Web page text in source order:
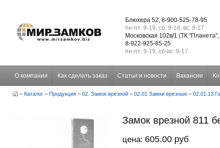
Блюхера 52, 8-900-525-78-95
пн-пт: 9-19, сб: 9-18, вс: 9-17
Московская 102в/1 (ТК
8-922-925-85-25
пн-пт: 9-19, сб-вс: 9-17
О компании Как сделать заказ Статьи и новости Вакансии
– Каталог – Продукция – 02. Замок врезной – 02.01 Замки врезные – 02.01.13
Замок врезной 811
цена: 605.00 руб